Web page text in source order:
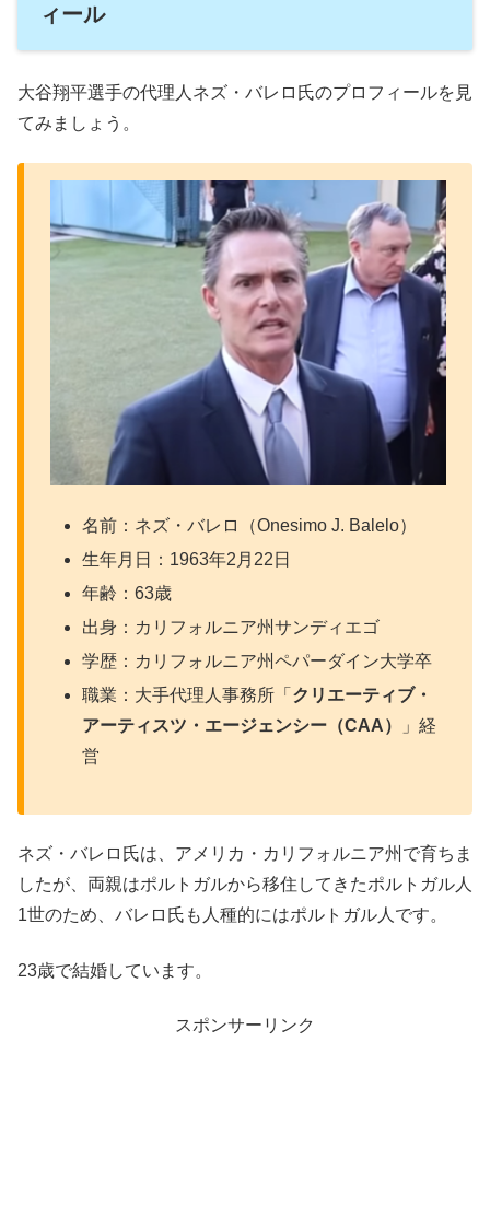
ィール
大谷翔平選手の代理人ネズ・バレロ氏のプロフィールを見
てみましょう。
名前：ネズ・バレロ（Onesimo J. Balelo）
生年月日：1963年2月22日
年齢：63歳
出身：カリフォルニア州サンディエゴ
学歴：カリフォルニア州ペパーダイン大学卒
職業：大手代理人事務所「 クリエーティブ・
アーティスツ・エージェンシー（CAA）
」経
営
ネズ・バレロ氏は、アメリカ・カリフォルニア州で育ちま
したが、両親はポルトガルから移住してきたポルトガル人
1世のため、バレロ氏も人種的にはポルトガル人です。
23歳で結婚しています。
スポンサーリンク